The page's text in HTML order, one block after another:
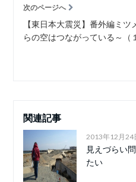
次のページへ
【東日本大震災】番外編ミツ
らの空はつながっている～（
関連記事
2013年12月24
見えづらい
たい